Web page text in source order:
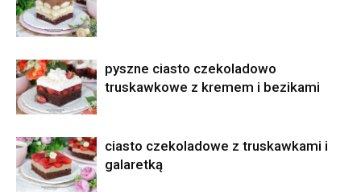
pyszne ciasto czekoladowo
truskawkowe z kremem i bezikami
ciasto czekoladowe z truskawkami i
galaretką